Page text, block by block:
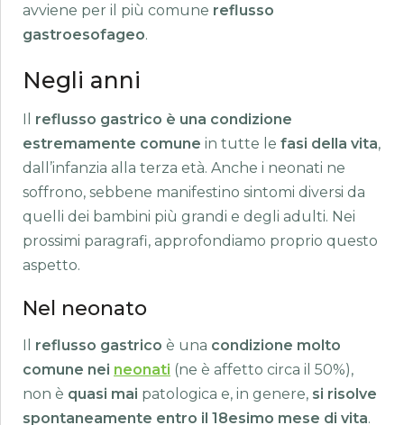
avviene per il più comune reflusso
gastroesofageo.
Negli anni
Il reflusso gastrico è una condizione
estremamente comune in tutte le fasi della vita,
dall’infanzia alla terza età. Anche i neonati ne
soffrono, sebbene manifestino sintomi diversi da
quelli dei bambini più grandi e degli adulti. Nei
prossimi paragrafi, approfondiamo proprio questo
aspetto.
Nel neonato
Il reflusso gastrico è una condizione molto
comune nei neonati (ne è affetto circa il 50%),
non è quasi mai patologica e, in genere, si risolve
spontaneamente entro il 18esimo mese di vita.